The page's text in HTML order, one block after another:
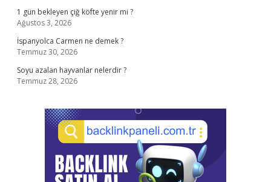
1 gün bekleyen çiğ köfte yenir mi ?
Ağustos 3, 2026
İspanyolca Carmen ne demek ?
Temmuz 30, 2026
Soyu azalan hayvanlar nelerdir ?
Temmuz 28, 2026